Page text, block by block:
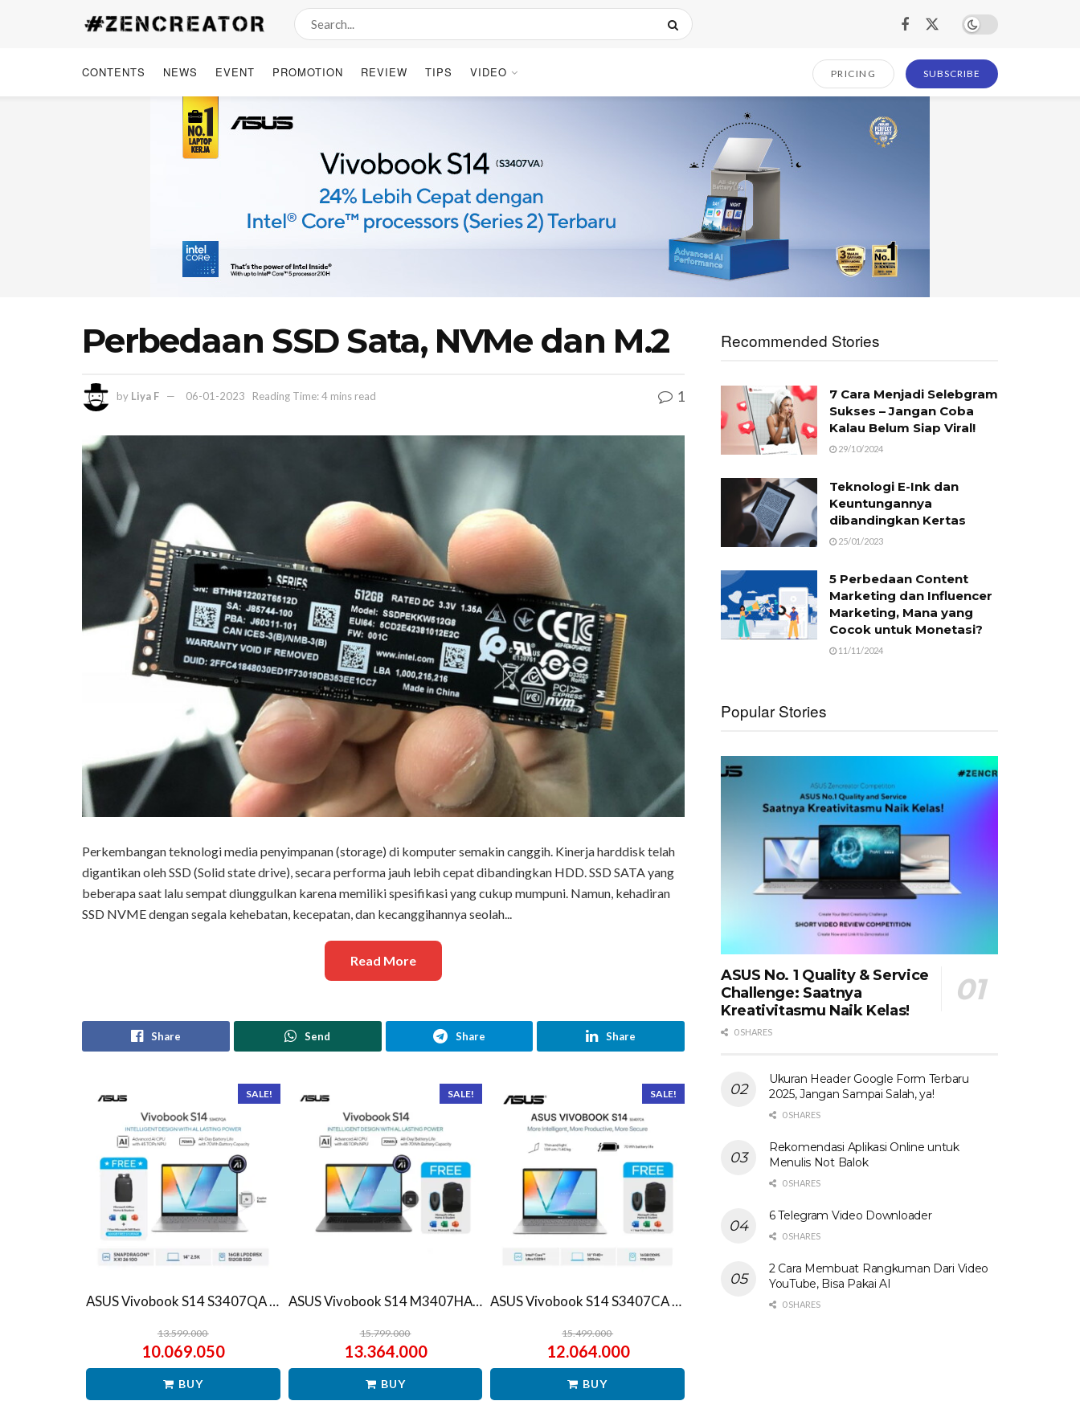
CONTENTS NEWS EVENT PROMOTION REVIEW TIPS VIDEO PRICING SUBSCRIBE
Perbedaan SSD Sata, NVMe dan M.2
by Liya F 06-01-2023 Reading Time: 4 mins read 1
Perkembangan teknologi media penyimpanan (storage) di komputer semakin canggih. Kinerja harddisk telah
digantikan oleh SSD (Solid state drive), secara performa jauh lebih cepat dibandingkan HDD. SSD SATA yang
beberapa saat lalu sempat diunggulkan karena memiliki spesifikasi yang cukup mumpuni. Namun, kehadiran
SSD NVME dengan segala kehebatan, kecepatan, dan kecanggihannya seolah...
Read More
Share Send Share Share
SALE!
ASUS Vivobook S14 S3407QA – IPSP151M – Matte Gray
13.599.000
10.069.050
BUY
SALE!
ASUS Vivobook S14 M3407HA Ryzen 7 260 1TB SSD 16GB WUXGA IPS Win11+OHS
15.799.000
13.364.000
BUY
SALE!
ASUS Vivobook S14 S3407CA Ultra 5 225H 1TB SSD 16GB WUXGA IPS Win11+OHS
15.499.000
12.064.000
BUY
Recommended Stories
7 Cara Menjadi Selebgram
Sukses – Jangan Coba
Kalau Belum Siap Viral!
29/10/2024
Teknologi E-Ink dan
Keuntungannya
dibandingkan Kertas
25/01/2023
5 Perbedaan Content
Marketing dan Influencer
Marketing, Mana yang
Cocok untuk Monetasi?
11/11/2024
Popular Stories
ASUS No. 1 Quality & Service
Challenge: Saatnya
Kreativitasmu Naik Kelas!
0 SHARES
Ukuran Header Google Form Terbaru
2025, Jangan Sampai Salah, ya!
0 SHARES
Rekomendasi Aplikasi Online untuk
Menulis Not Balok
0 SHARES
6 Telegram Video Downloader
0 SHARES
2 Cara Membuat Rangkuman Dari Video
YouTube, Bisa Pakai AI
0 SHARES